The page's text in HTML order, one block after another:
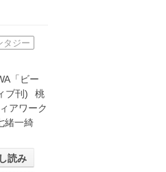
タジー
「ビー
ブ刊)
桃
アワーク
緒一綺
読み